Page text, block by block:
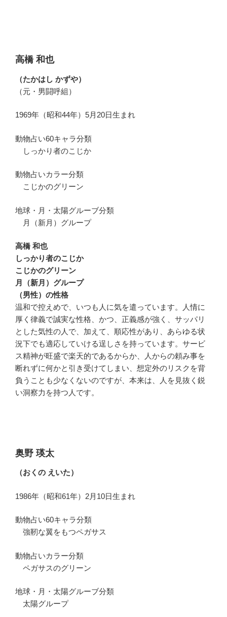
高橋 和也
（たかはし かずや）
（元・男闘呼組）
1969年（昭和44年）5月20日生まれ
動物占い60キャラ分類
しっかり者のこじか
動物占いカラー分類
こじかのグリーン
地球・月・太陽グルーブ分類
月（新月）グループ
高橋 和也
しっかり者のこじか
こじかのグリーン
月（新月）グループ
（男性）の性格
温和で控えめで、いつも人に気を遣っています。人情に
厚く律義で誠実な性格、かつ、正義感が強く、サッパリ
とした気性の人で、加えて、順応性があり、あらゆる状
況下でも適応していける逞しさを持っています。サービ
ス精神が旺盛で楽天的であるからか、人からの頼み事を
断れずに何かと引き受けてしまい、想定外のリスクを背
負うことも少なくないのですが、本来は、人を見抜く鋭
い洞察力を持つ人です。
奥野 瑛太
（おくの えいた）
1986年（昭和61年）2月10日生まれ
動物占い60キャラ分類
強靭な翼をもつペガサス
動物占いカラー分類
ペガサスのグリーン
地球・月・太陽グルーブ分類
太陽グループ